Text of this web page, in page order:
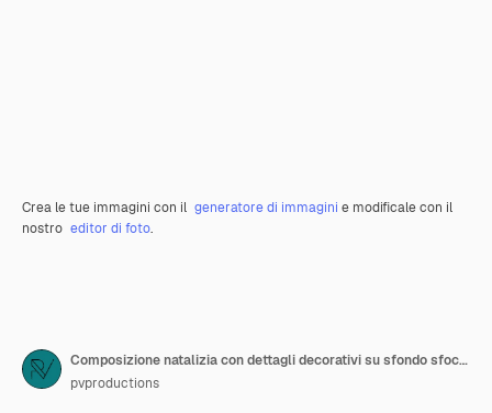
Crea le tue immagini con il generatore di immagini e modificale con il
nostro editor di foto.
Composizione natalizia con dettagli decorativi su sfondo sfocato con bokeh
pvproductions